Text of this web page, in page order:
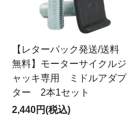
【レターパック発送/送料
無料】モーターサイクルジ
ャッキ専用 ミドルアダプ
ター 2本1セット
2,440円(税込)